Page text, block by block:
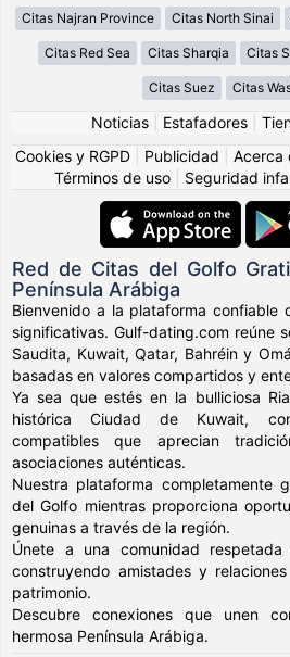
Citas Najran Province Citas North Sinai
Citas Red Sea Citas Sharqia Citas
Citas Suez Citas
Noticias Estafadores
Cookies y RGPD
Publicidad Acerca
Términos de uso
Seguridad
Red de Citas del Golfo
Península Arábiga
Bienvenido a la plataforma confiable
significativas. Gulf-dating.com reúne
Saudita, Kuwait, Qatar, Bahréin y
basadas en valores compartidos y
Ya sea que estés en la bulliciosa
histórica Ciudad de Kuwait,
compatibles que aprecian
asociaciones auténticas.
Nuestra plataforma completamente
del Golfo mientras proporciona
genuinas a través de la región.
Únete a una comunidad
construyendo amistades y
patrimonio.
Descubre conexiones que unen
hermosa Península Arábiga.